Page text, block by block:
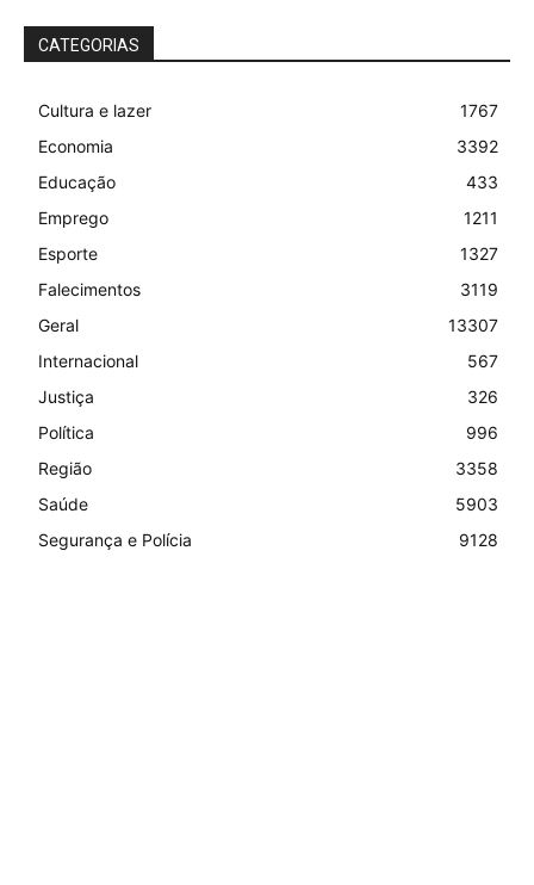
CATEGORIAS
Cultura e lazer
1767
Economia
3392
Educação
433
Emprego
1211
Esporte
1327
Falecimentos
3119
Geral
13307
Internacional
567
Justiça
326
Política
996
Região
3358
Saúde
5903
Segurança e Polícia
9128